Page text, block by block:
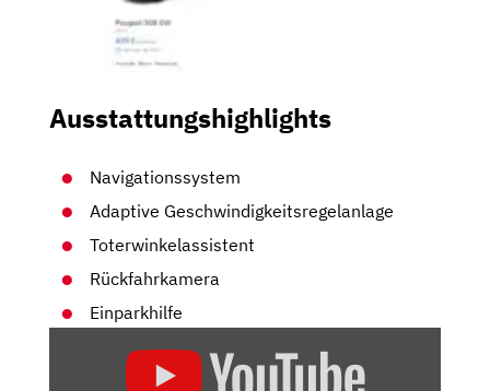
Ausstattungshighlights
Navigationssystem
Adaptive Geschwindigkeitsregelanlage
Toterwinkelassistent
Rückfahrkamera
Einparkhilfe